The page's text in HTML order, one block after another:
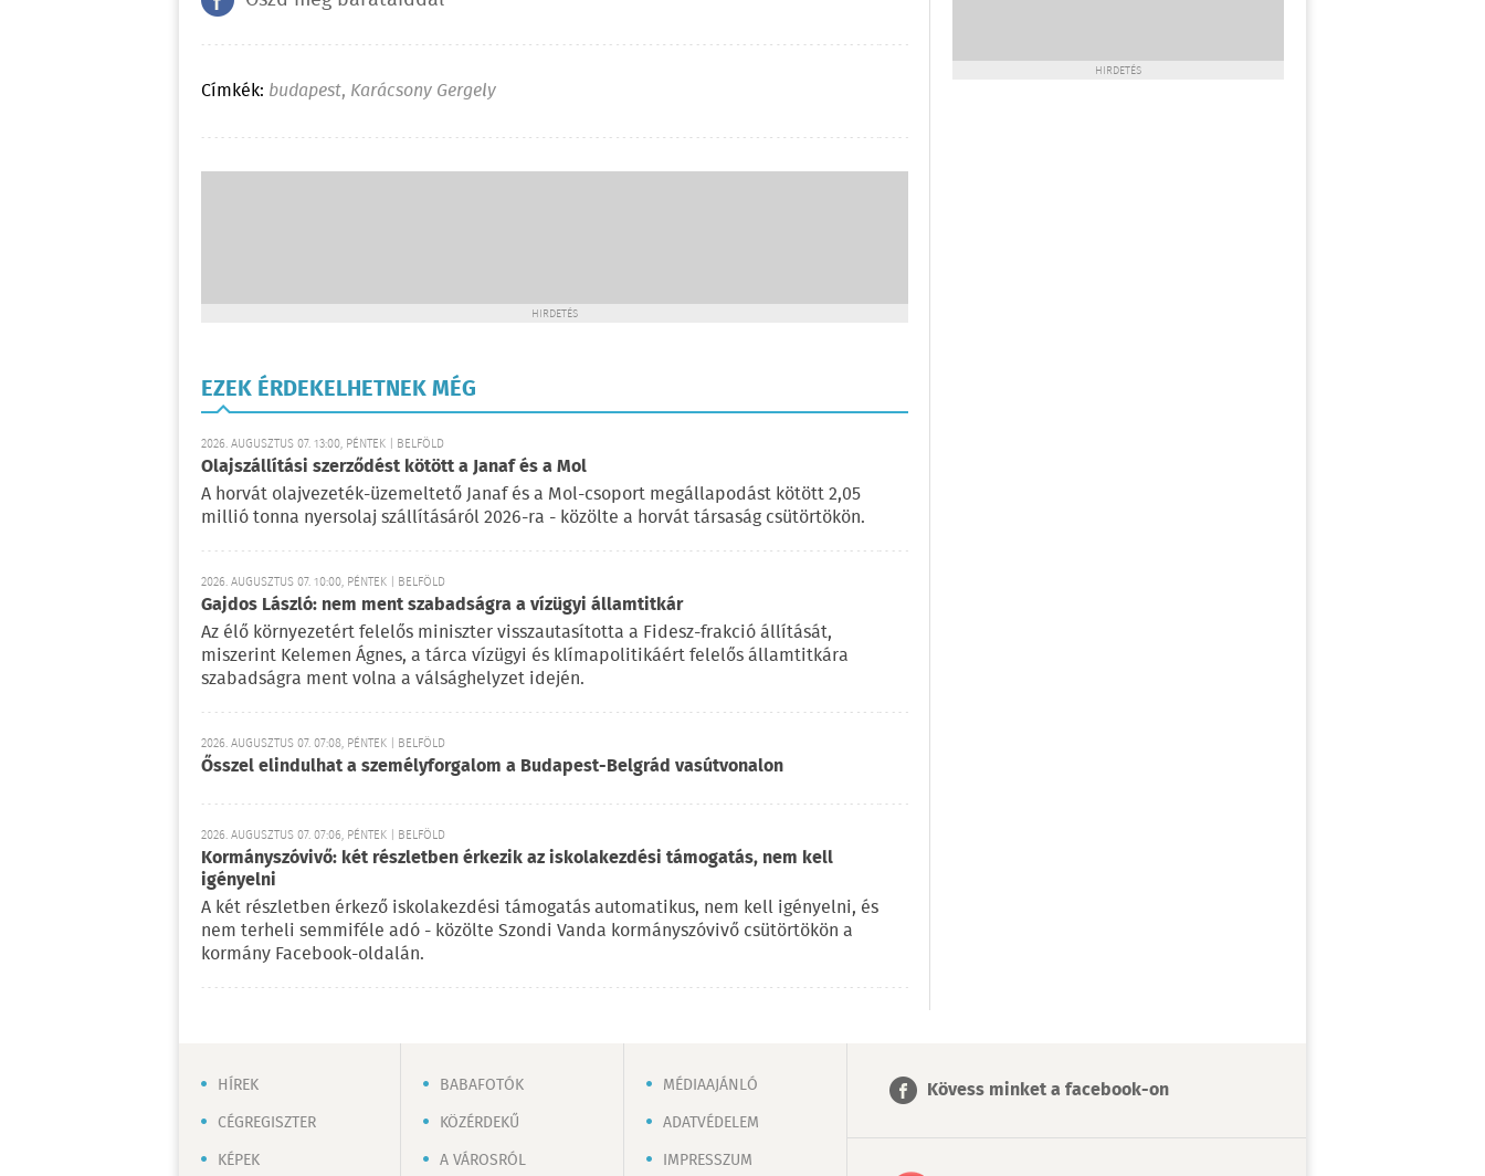
Címkék: budapest, Karácsony Gergely
HIRDETÉS
EZEK ÉRDEKELHETNEK MÉG
2026. AUGUSZTUS 07. 13:00, PÉNTEK | BELFÖLD
Olajszállítási szerződést kötött a Janaf és a Mol
A horvát olajvezeték-üzemeltető Janaf és a Mol-csoport megállapodást kötött 2,05
millió tonna nyersolaj szállításáról 2026-ra - közölte a horvát társaság csütörtökön.
2026. AUGUSZTUS 07. 10:00, PÉNTEK | BELFÖLD
Gajdos László: nem ment szabadságra a vízügyi államtitkár
Az élő környezetért felelős miniszter visszautasította a Fidesz-frakció állítását,
miszerint Kelemen Ágnes, a tárca vízügyi és klímapolitikáért felelős államtitkára
szabadságra ment volna a válsághelyzet idején.
2026. AUGUSZTUS 07. 07:08, PÉNTEK | BELFÖLD
Ősszel elindulhat a személyforgalom a Budapest-Belgrád vasútvonalon
2026. AUGUSZTUS 07. 07:06, PÉNTEK | BELFÖLD
Kormányszóvivő: két részletben érkezik az iskolakezdési támogatás, nem kell
igényelni
A két részletben érkező iskolakezdési támogatás automatikus, nem kell igényelni, és
nem terheli semmiféle adó - közölte Szondi Vanda kormányszóvivő csütörtökön a
kormány Facebook-oldalán.
HIRDETÉS
HÍREK
CÉGREGISZTER
KÉPEK
BABAFOTÓK
KÖZÉRDEKŰ
A VÁROSRÓL
MÉDIAAJÁNLÓ
ADATVÉDELEM
IMPRESSZUM
Kövess minket a facebook-on